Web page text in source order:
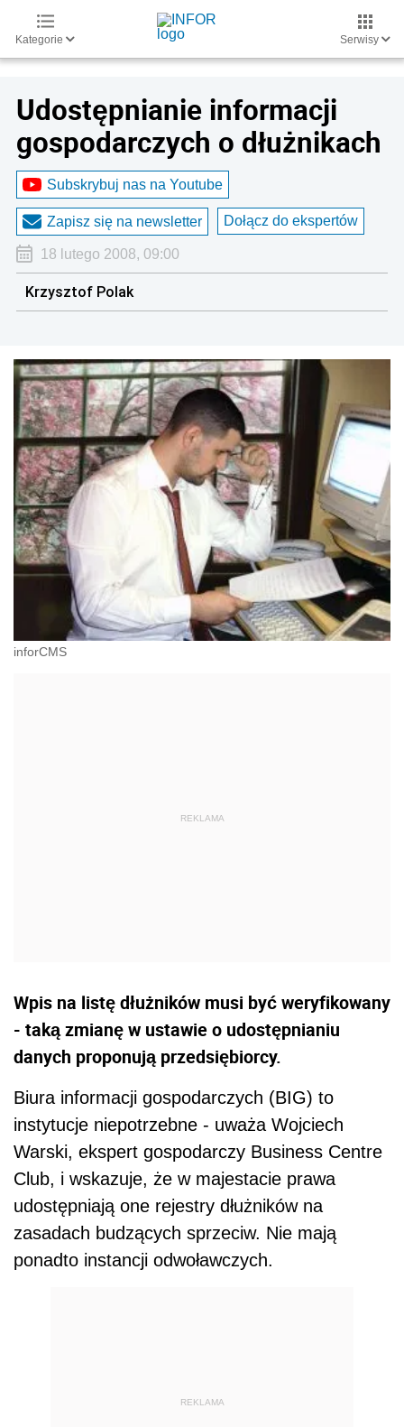
Kategorie Serwisy
Udostępnianie informacji
gospodarczych o dłużnikach
Subskrybuj nas na Youtube
Zapisz się na newsletter Dołącz do ekspertów
18 lutego 2008, 09:00
Krzysztof Polak
inforCMS
Wpis na listę dłużników musi być weryfikowany
- taką zmianę w ustawie o udostępnianiu
danych proponują przedsiębiorcy.
Biura informacji gospodarczych (BIG) to
instytucje niepotrzebne - uważa Wojciech
Warski, ekspert gospodarczy Business Centre
Club, i wskazuje, że w majestacie prawa
udostępniają one rejestry dłużników na
zasadach budzących sprzeciw. Nie mają
ponadto instancji odwoławczych.
REKLAMA